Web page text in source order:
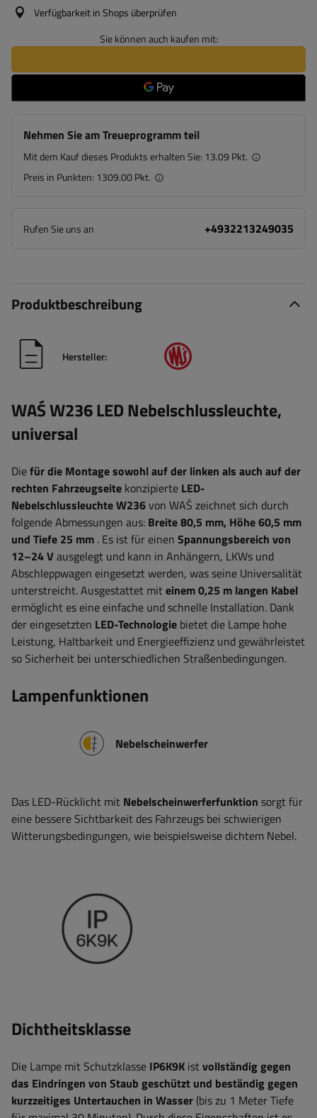
Verfügbarkeit in Shops überprüfen
Sie können auch kaufen mit:
Nehmen Sie am Treueprogramm teil
Mit dem Kauf dieses Produkts erhalten Sie: 13.09 Pkt.
Preis in Punkten: 1309.00 Pkt.
Rufen Sie uns an +4932213249035
Produktbeschreibung
Hersteller:
WAŚ W236 LED Nebelschlussleuchte,
universal
Diefür die Montage sowohl auf der linken als auch auf der
rechten Fahrzeugseite konzipierte LED-
Nebelschlussleuchte W236von WAŚ zeichnet sich durch
folgende Abmessungen aus: Breite80,5 mm, Höhe 60,5 mm
und Tiefe 25 mm . Es ist für einen Spannungsbereich von
12–24 Vausgelegt und kann in Anhängern, LKWs und
Abschleppwagen eingesetzt werden, was seine Universalität
unterstreicht. Ausgestattet miteinem 0,25 m langen Kabel
ermöglicht es eine einfache und schnelle Installation. Dank
der eingesetzten LED-Technologie bietet die Lampe hohe
Leistung, Haltbarkeit und Energieeffizienz und gewährleistet
so Sicherheit bei unterschiedlichen Straßenbedingungen.
Lampenfunktionen
Nebelscheinwerfer
Das LED-Rücklicht mit Nebelscheinwerferfunktion sorgt für
eine bessere Sichtbarkeit des Fahrzeugs bei schwierigen
Witterungsbedingungen, wie beispielsweise dichtem Nebel.
Dichtheitsklasse
Die Lampe mit Schutzklasse IP6K9K istvollständig gegen
das Eindringen von Staub geschützt und beständig gegen
kurzzeitiges Untertauchen in Wasser (bis zu 1 Meter Tiefe